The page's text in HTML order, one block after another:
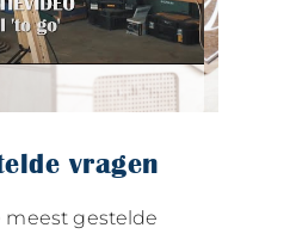
vragen
meest gestelde